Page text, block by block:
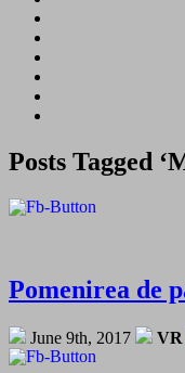
Posts Tagged
Pomenirea de
June 9th, 2017 VR